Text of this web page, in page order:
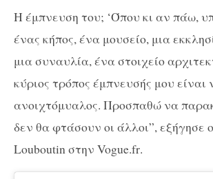
Η έμπνευση του; ‘Όπου κι αν πάω,
ένας κήπος, ένα μουσείο, μια
μια συναυλία, ένα στοιχείο
κύριος τρόπος έμπνευσής μου
ανοιχτόμυαλος. Προσπαθώ να
δεν θα φτάσουν οι άλλοι”, εξήγησε ο
Louboutinστην Vogue.fr.